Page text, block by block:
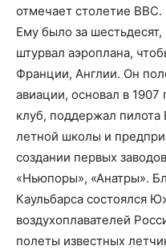
отмечает столетие ВВС.
Ему было за
штурвал аэроплана,
Франции, Англии. Он
авиации, основал в
клуб, поддержал пилота
летной школы и
создании первых
«Ньюпоры», «Анатры».
Каульбарса состоялся
воздухоплавателей
полеты известных